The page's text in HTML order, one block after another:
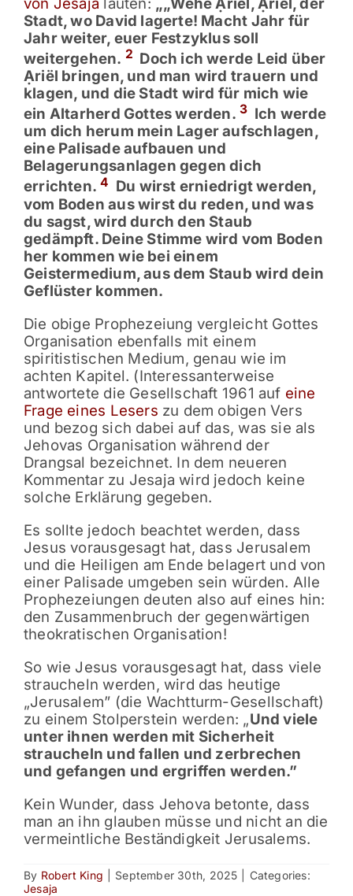
Stadt, wo David lagerte! Macht Jahr für
Jahr weiter, euer Festzyklus soll
weitergehen. 2 Doch ich werde Leid über
Ạriël bringen, und man wird trauern und
klagen, und die Stadt wird für mich wie
ein Altarherd Gottes werden.3 Ich werde
um dich herum mein Lager aufschlagen,
eine Palisade aufbauen und
Belagerungsanlagen gegen dich
errichten.4 Du wirst erniedrigt werden,
vom Boden aus wirst du reden, und was
du sagst, wird durch den Staub
gedämpft. Deine Stimme wird vom Boden
her kommen wie bei einem
Geistermedium, aus dem Staub wird dein
Geflüster kommen.
Die obige Prophezeiung vergleicht Gottes
Organisation ebenfalls mit einem
spiritistischen Medium, genau wie im
achten Kapitel. (Interessanterweise
antwortete die Gesellschaft 1961 auf eine
Frage eines Lesers zu dem obigen Vers
und bezog sich dabei auf das, was sie als
Jehovas Organisation während der
Drangsal bezeichnet. In dem neueren
Kommentar zu Jesaja wird jedoch keine
solche Erklärung gegeben.
Es sollte jedoch beachtet werden, dass
Jesus vorausgesagt hat, dass Jerusalem
und die Heiligen am Ende belagert und von
einer Palisade umgeben sein würden. Alle
Prophezeiungen deuten also auf eines hin:
den Zusammenbruch der gegenwärtigen
theokratischen Organisation!
So wie Jesus vorausgesagt hat, dass viele
straucheln werden, wird das heutige
„Jerusalem” (die Wachtturm-Gesellschaft)
zu einem Stolperstein werden: „Und viele
unter ihnen werden mit Sicherheit
straucheln und fallen und zerbrechen
und gefangen und ergriffen werden.”
Kein Wunder, dass Jehova betonte, dass
man an ihn glauben müsse und nicht an die
vermeintliche Beständigkeit Jerusalems.
By Robert King September 30th, 2025
Categories:
Jesaja